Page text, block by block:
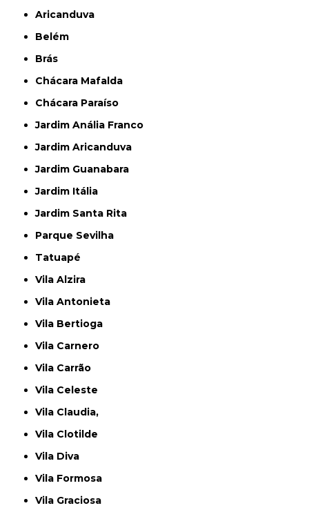
Aricanduva
Belém
Brás
Chácara Mafalda
Chácara Paraíso
Jardim Anália Franco
Jardim Aricanduva
Jardim Guanabara
Jardim Itália
Jardim Santa Rita
Parque Sevilha
Tatuapé
Vila Alzira
Vila Antonieta
Vila Bertioga
Vila Carnero
Vila Carrão
Vila Celeste
Vila Claudia,
Vila Clotilde
Vila Diva
Vila Formosa
Vila Graciosa